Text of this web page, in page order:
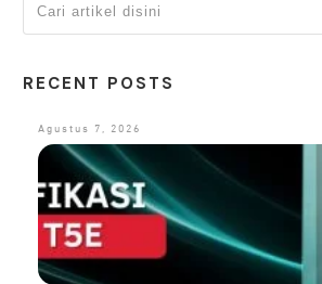
RECENT POSTS
Agustus 7, 2026